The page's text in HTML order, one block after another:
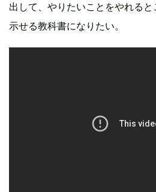
出して、やりたいことをやれる
示せる教科書になりたい。